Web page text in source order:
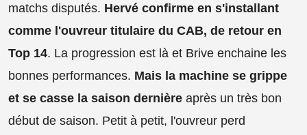
matchs disputés. Hervé confirme en s'installant
comme l'ouvreur titulaire du CAB, de retour en
Top 14. La progression est là et Brive enchaine les
bonnes performances. Mais la machine se grippe
et se casse la saison dernière après un très bon
début de saison. Petit à petit, l'ouvreur perd